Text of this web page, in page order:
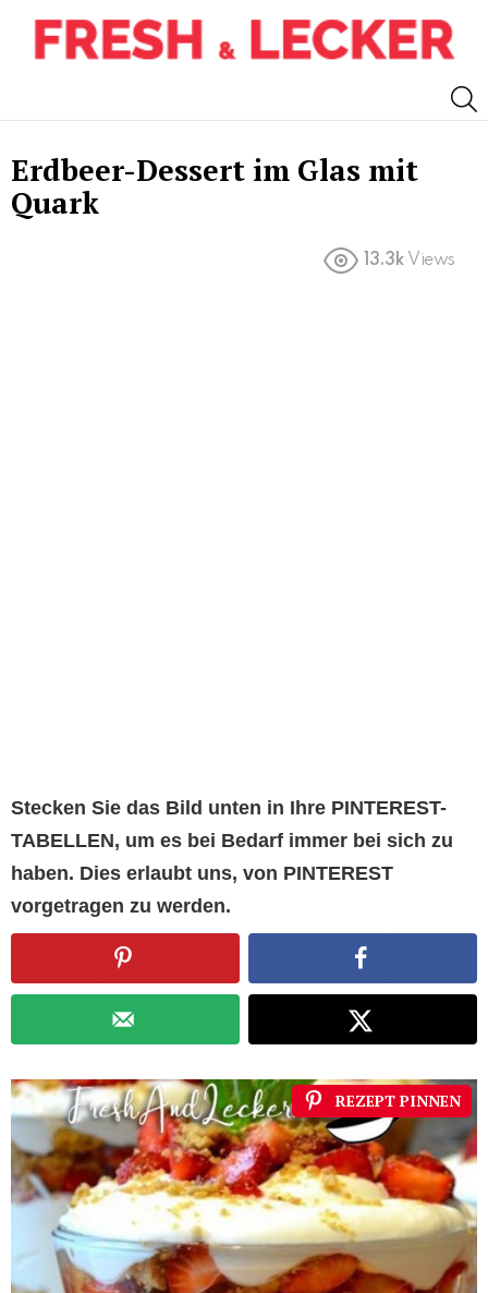
Erdbeer-Dessert im Glas mit
Quark
13.3k Views
Stecken Sie das Bild unten in Ihre PINTEREST-
TABELLEN, um es bei Bedarf immer bei sich zu
haben. Dies erlaubt uns, von PINTEREST
vorgetragen zu werden.
REZEPT PINNEN